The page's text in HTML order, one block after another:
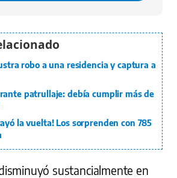
robo a una residencia y captura a
patrullaje: debía cumplir más de
la vuelta! Los sorprenden con 785
sustancialmente en